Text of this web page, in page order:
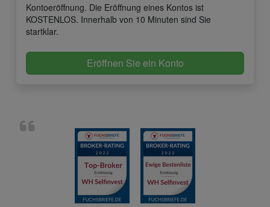
Kontoeröffnung. Die Eröffnung eines Kontos ist
KOSTENLOS. Innerhalb von 10 Minuten sind Sie
startklar.
Eröffnen Sie ein Konto